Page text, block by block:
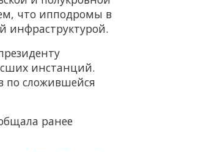
что ипподромы в
инфраструктурой.
инстанций.
по сложившейся
ранее